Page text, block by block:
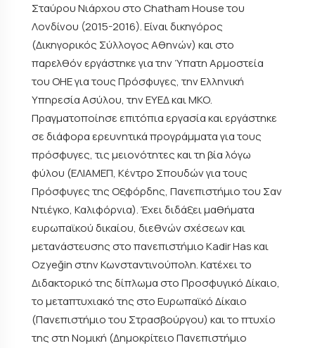
Σταύρου Νιάρχου στο Chatham House του
Λονδίνου (2015-2016). Είναι δικηγόρος
(Δικηγορικός Σύλλογος Αθηνών) και στο
παρελθόν εργάστηκε για την Ύπατη Αρμοστεία
του ΟΗΕ για τους Πρόσφυγες, την Ελληνική
Υπηρεσία Ασύλου, την ΕΥΕΔ και ΜΚΟ.
Πραγματοποίησε επιτόπια εργασία και εργάστηκε
σε διάφορα ερευνητικά προγράμματα για τους
πρόσφυγες, τις μειονότητες και τη βία λόγω
φύλου (ΕΛΙΑΜΕΠ, Κέντρο Σπουδών για τους
Πρόσφυγες της Οξφόρδης, Πανεπιστήμιο του Σαν
Ντιέγκο, Καλιφόρνια). Έχει διδάξει μαθήματα
ευρωπαϊκού δικαίου, διεθνών σχέσεων και
μετανάστευσης στο πανεπιστήμιο Kadir Has και
Ozyeğin στην Κωνσταντινούπολη. Κατέχει το
Διδακτορικό της δίπλωμα στο Προσφυγικό Δίκαιο,
το μεταπτυχιακό της στο Ευρωπαϊκό Δίκαιο
(Πανεπιστήμιο του Στρασβούργου) και το πτυχίο
της στη Νομική (Δημοκρίτειο Πανεπιστήμιο